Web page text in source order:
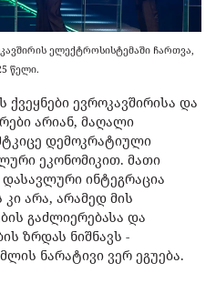
ელექტროსისტემაში ჩართვა,
წელი.
ევროკავშირისა და
არიან, მაღალი
დემოკრატიული
ეკონომიკით. მათი
ინტეგრაცია
არა, არამედ მის
გაძლიერებასა და
ზრდას ნიშნავს -
ნარატივი ვერ ეგუება.